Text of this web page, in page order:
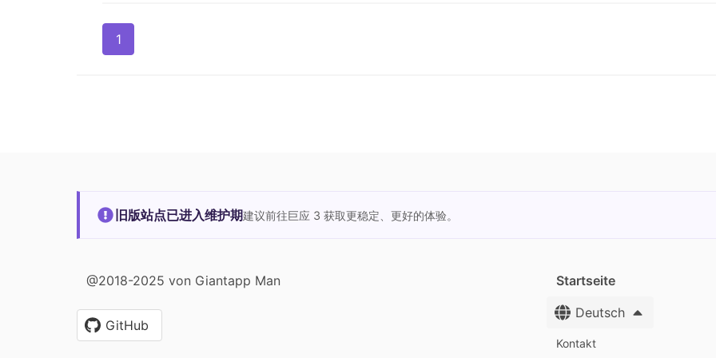
1
旧版站点已进入维护期建议前往巨应 3 获取更稳定、更好的体验。
@2018-2025 von Giantapp Man
GitHub
Startseite
Deutsch
Kontakt